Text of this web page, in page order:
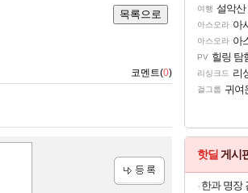
목록으로
코멘트(0)
여행 설악산
아스오라 아
아스오라 아
PV 힐링 탐험
리싱크드 리
걸그룹 귀여
핫딜 게시
한과 명장